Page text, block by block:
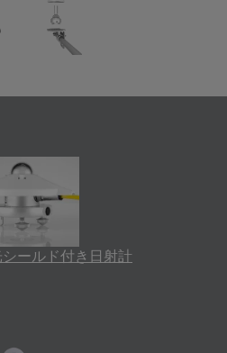
ールド付き日射計